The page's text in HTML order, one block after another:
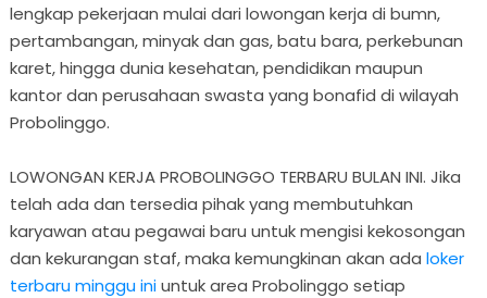
lengkap pekerjaan mulai dari lowongan kerja di bumn,
pertambangan, minyak dan gas, batu bara, perkebunan
karet, hingga dunia kesehatan, pendidikan maupun
kantor dan perusahaan swasta yang bonafid di wilayah
Probolinggo.
LOWONGAN KERJA PROBOLINGGO TERBARU BULAN INI. Jika
telah ada dan tersedia pihak yang membutuhkan
karyawan atau pegawai baru untuk mengisi kekosongan
dan kekurangan staf, maka kemungkinan akan ada loker
terbaru minggu iniuntuk area Probolinggo setiap